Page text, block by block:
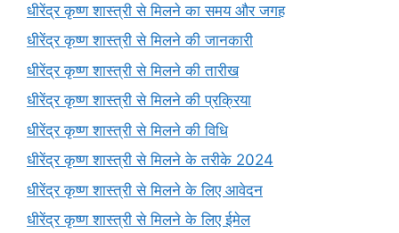
धीरेंद्र कृष्ण शास्त्री से मिलने का समय और जगह
धीरेंद्र कृष्ण शास्त्री से मिलने की जानकारी
धीरेंद्र कृष्ण शास्त्री से मिलने की तारीख
धीरेंद्र कृष्ण शास्त्री से मिलने की प्रक्रिया
धीरेंद्र कृष्ण शास्त्री से मिलने की विधि
धीरेंद्र कृष्ण शास्त्री से मिलने के तरीके 2024
धीरेंद्र कृष्ण शास्त्री से मिलने के लिए आवेदन
धीरेंद्र कृष्ण शास्त्री से मिलने के लिए ईमेल